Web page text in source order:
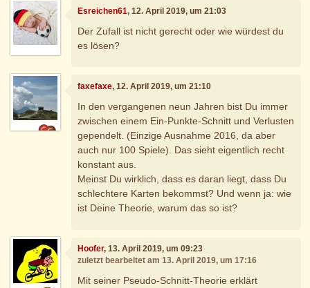
Esreichen61, 12. April 2019, um 21:03
Der Zufall ist nicht gerecht oder wie würdest du
es lösen?
faxefaxe, 12. April 2019, um 21:10
In den vergangenen neun Jahren bist Du immer
zwischen einem Ein-Punkte-Schnitt und Verlusten
gependelt. (Einzige Ausnahme 2016, da aber
auch nur 100 Spiele). Das sieht eigentlich recht
konstant aus.
Meinst Du wirklich, dass es daran liegt, dass Du
schlechtere Karten bekommst? Und wenn ja: wie
ist Deine Theorie, warum das so ist?
Hoofer, 13. April 2019, um 09:23
zuletzt bearbeitet am 13. April 2019, um 17:16
Mit seiner Pseudo-Schnitt-Theorie erklärt